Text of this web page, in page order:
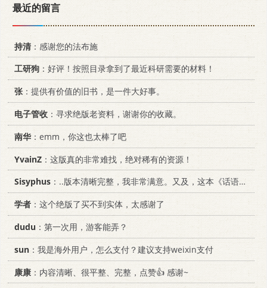
最近的留言
持清 ：感谢您的法布施
工研狗 ：好评！按照目录拿到了最近科研需要的材料！
张：提供有价值的旧书，是一件大好事。
电子管收 ：寻求绝版老资料，谢谢你的收藏。
南华：emm，你这也太棒了吧
YvainZ ：这版真的非常难找，绝对稀有的资源！
Sisyphus ：..版本清晰完整，我非常满意。又及，这本《话语的真相》...
学者 ：这个绝版了买不到实体，太感谢了
dudu ：第一次用，游客能弄？
sun：我是海外用户，怎么支付？建议支持weixin支付
康康 ：内容清晰、很平整、完整，点赞👍 感谢~